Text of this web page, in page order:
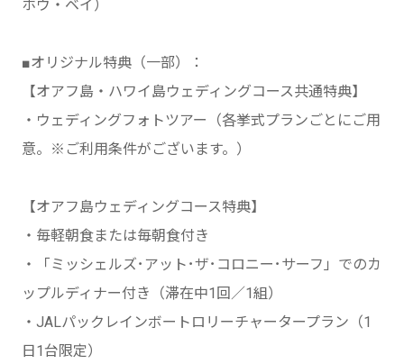
ホウ・ベイ）
■オリジナル特典（一部）：
【オアフ島・ハワイ島ウェディングコース共通特典】
・ウェディングフォトツアー（各挙式プランごとにご用
意。※ご利用条件がございます。）
【オアフ島ウェディングコース特典】
・毎軽朝食または毎朝食付き
・「ミッシェルズ･アット･ザ･コロニー･サーフ」でのカ
ップルディナー付き（滞在中1回／1組）
・JALパックレインボートロリーチャータープラン（1
日1台限定）